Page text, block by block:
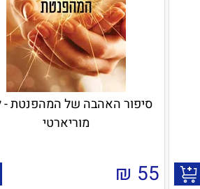
סיפור האהבה של המהפנטת -
מוריארטי
55
₪